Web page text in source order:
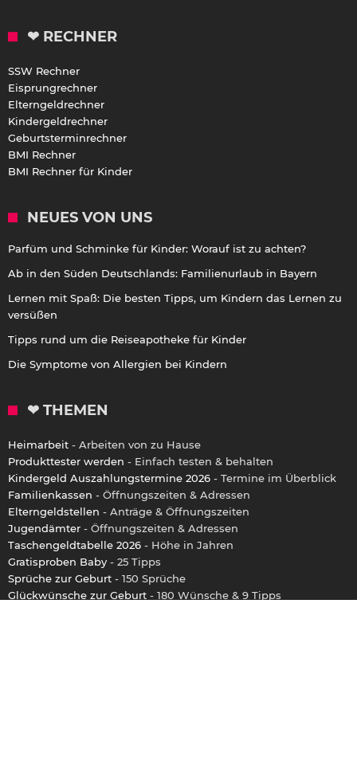
❤ RECHNER
SSW Rechner
Eisprungrechner
Elterngeldrechner
Kindergeldrechner
Geburtsterminrechner
BMI Rechner
BMI Rechner für Kinder
NEUES VON UNS
Parfüm und Schminke für Kinder: Worauf ist zu achten?
Ab in den Süden Deutschlands: Familienurlaub in Bayern
Lernen mit Spaß: Die besten Tipps, um Kindern das Lernen zu
versüßen
Tipps rund um die Reiseapotheke für Kinder
Die Symptome von Allergien bei Kindern
❤ THEMEN
Heimarbeit - Arbeiten von zu Hause
Produkttester werden - Einfach testen & behalten
Kindergeld Auszahlungstermine 2026 - Termine im Überblick
Familienkassen - Öffnungszeiten & Adressen
Elterngeldstellen - Anträge & Öffnungszeiten
Jugendämter - Öffnungszeiten & Adressen
Taschengeldtabelle 2026 - Höhe in Jahren
Gratisproben Baby - 25 Tipps
Sprüche zur Geburt - 150 Sprüche
Glückwünsche zur Geburt - 180 Wünsche & 9 Tipps